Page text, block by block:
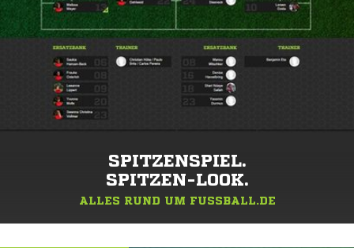
SPITZENSPIEL.
SPITZEN-LOOK.
ALLES RUND UM FUSSBALL.DE